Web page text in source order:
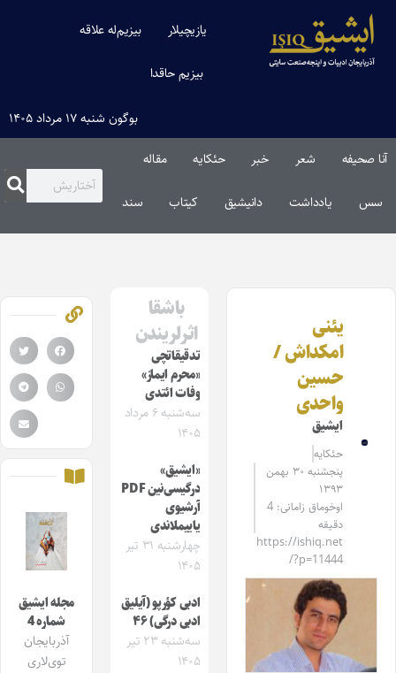
یازیچیلار بیزیم‌له علاقه
بیزیم حاقدا
بوگون شنبه ۱۷ مرداد ۱۴۰۵
آنا صحیفه شعر خبر حئکایه مقاله‌
سس یادداشت دانیشیق کیتاب سند
یئنی
امکداش /
حسین
واحدی
ایشیق
حئکایه
پنجشنبه ۳۰ بهمن
۱۳۹۳
اوخوماق زامانی: 4
دقیقه
https://ishiq.net
/?p=11444
باشقا
اثرلریندن
تدقیقاتچی
«محرم ایماز»
وفات ائتدی
سه‌شنبه ۶ مرداد
۱۴۰۵
«ایشیق»
درگیسی‌نین PDF
آرشیوی
یاییملاندی
چهارشنبه ۳۱ تیر
۱۴۰۵
ادبی کؤرپو (آیلیق
ادبی درگی) ۴۶
سه‌شنبه ۲۳ تیر
۱۴۰۵
مجله ایشیق
شماره 4
آذربایجان
توی‌لاری